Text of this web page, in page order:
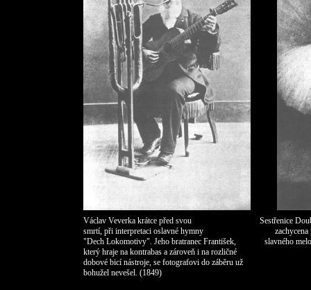
Václav Veverka krátce před svou
smrtí, při interpretaci oslavné hymny
"Dech Lokomotivy". Jeho bratranec František,
který hraje na kontrabas a zároveň i na rozličné
dobové bicí nástroje, se fotografovi do záběru už
bohužel nevešel. (1849)
Sestřenice
slavného